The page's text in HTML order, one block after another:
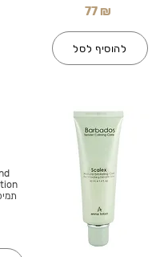
77 ₪
להוסיף לסל